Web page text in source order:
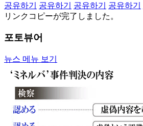
공유하기
공유하기 공유하기 공유하기
リンクコピーが完了しました。
포토뷰어
뉴스 메뉴 보기